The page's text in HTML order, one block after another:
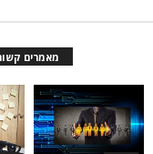
מאמרים